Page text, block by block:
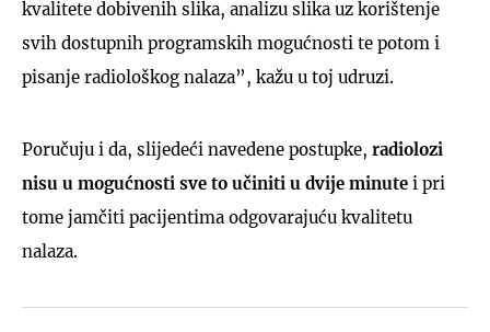
kvalitete dobivenih slika, analizu slika uz korištenje
svih dostupnih programskih mogućnosti te potom i
pisanje radiološkog nalaza”, kažu u toj udruzi.
Poručuju i da, slijedeći navedene postupke, radiolozi
nisu u mogućnosti sve to učiniti u dvije minute i pri
tome jamčiti pacijentima odgovarajuću kvalitetu
nalaza.